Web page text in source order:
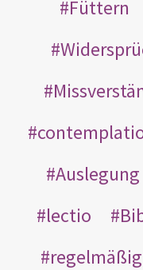
Füttern
Auslegung
lectio
regelmäßig